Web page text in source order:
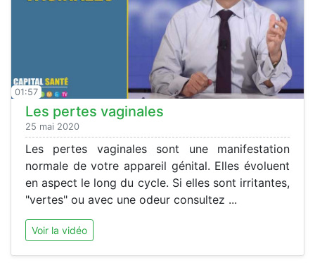
01:57
Les pertes vaginales
25 mai 2020
Les pertes vaginales sont une manifestation
normale de votre appareil génital. Elles évoluent
en aspect le long du cycle. Si elles sont irritantes,
"vertes" ou avec une odeur consultez ...
Voir la vidéo